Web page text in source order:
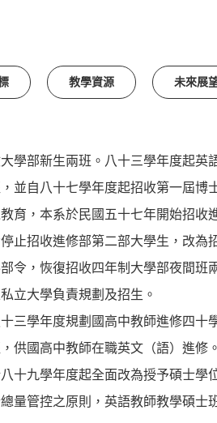
教學資源 未來展
部新生兩班。八十三學年度起英
並自八十七學年度起招收第一屆博
，本系於民國五十七年開始招收
止招收進修部第二部大學生，改
令，恢復招收四年制大學部夜間班
立大學負責規劃及招生。
學年度規劃國高中教師進修四十
供國高中教師在職英文（語）進
十九學年度起全面改為授予碩士
量管控之原則，英語教師教學碩